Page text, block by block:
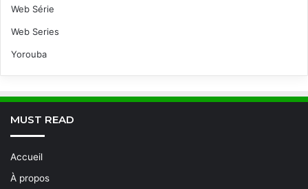
Web Série
Web Series
Yorouba
MUST READ
Accueil
À propos